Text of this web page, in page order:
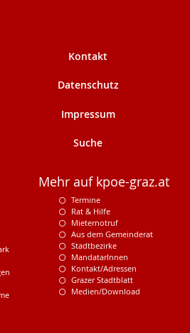
Kontakt
Datenschutz
Impressum
Suche
Mehr auf kpoe-graz.at
Termine
Rat & Hilfe
Mieternotruf
Aus dem Gemeinderat
Stadtbezirke
MandatarInnen
Kontakt/Adressen
Grazer Stadtblatt
Medien/Download